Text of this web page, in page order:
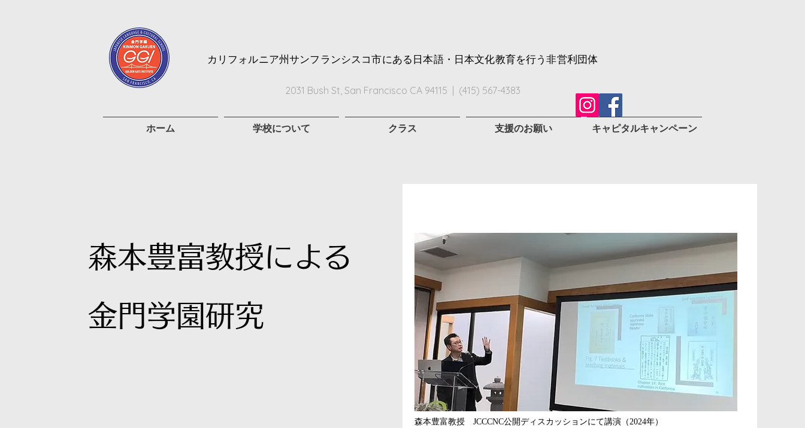
カリフォルニア州サンフランシスコ市にある日本語・日本文化教育を行う非営利団体
2031 Bush St, San Francisco CA 94115 | (415) 567-4383
ホーム 学校について クラス 支援のお願い キャピタルキャンペーン
森本豊富教授による
金門学園研究
森本豊富教授 JCCCNC公開ディスカッションにて講演（2024年）